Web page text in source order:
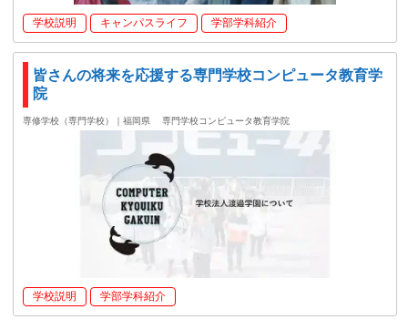
学校説明 キャンパスライフ 学部学科紹介
皆さんの将来を応援する専門学校コンピュータ教育学
院
専修学校（専門学校）｜福岡県 専門学校コンピュータ教育学院
学校説明 学部学科紹介